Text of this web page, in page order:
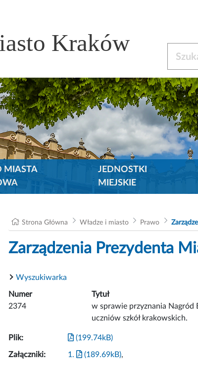
Kraków
MIASTA
JEDNOSTKI
MIEJSKIE
Strona Główna Władze i miasto Prawo
Zarządzenia Prezydenta
Wyszukiwarka
Numer Tytuł
2374
w sprawie przyznania Nagród
uczniów szkół krakowskich.
Plik: (199.74kB)
Załączniki: 1. (189.69kB),